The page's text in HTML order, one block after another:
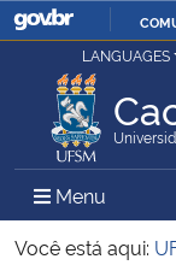
Ministério da Justiça e
Ministério da Defesa
Ministério das Relações
LANGUAGES
Menu
Você está aqui: